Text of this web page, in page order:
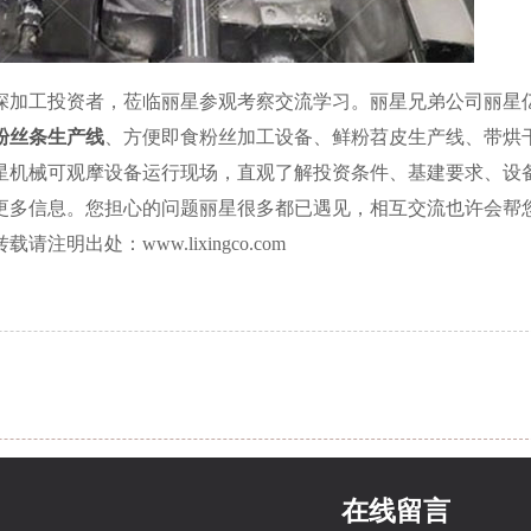
工投资者，莅临丽星参观考察交流学习。丽星兄弟公司丽星
丝条生产线 、方便即食粉丝加工设备、鲜粉苕皮生产线、带烘
械可观摩设备运行现场，直观了解投资条件、基建要求、设
信息。您担心的问题丽星很多都已遇见，相互交流也许会帮
请注明出处：www.lixingco.com
在线留言